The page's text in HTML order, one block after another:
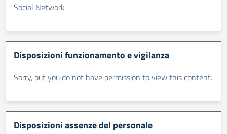
Social Network
Disposizioni funzionamento e vigilanza
Sorry, but you do not have permission to view this content.
Disposizioni assenze del personale